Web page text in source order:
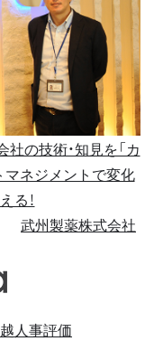
の技術・知見を「カ
マネジメントで変化
る！
武州製薬株式会社
人事評価